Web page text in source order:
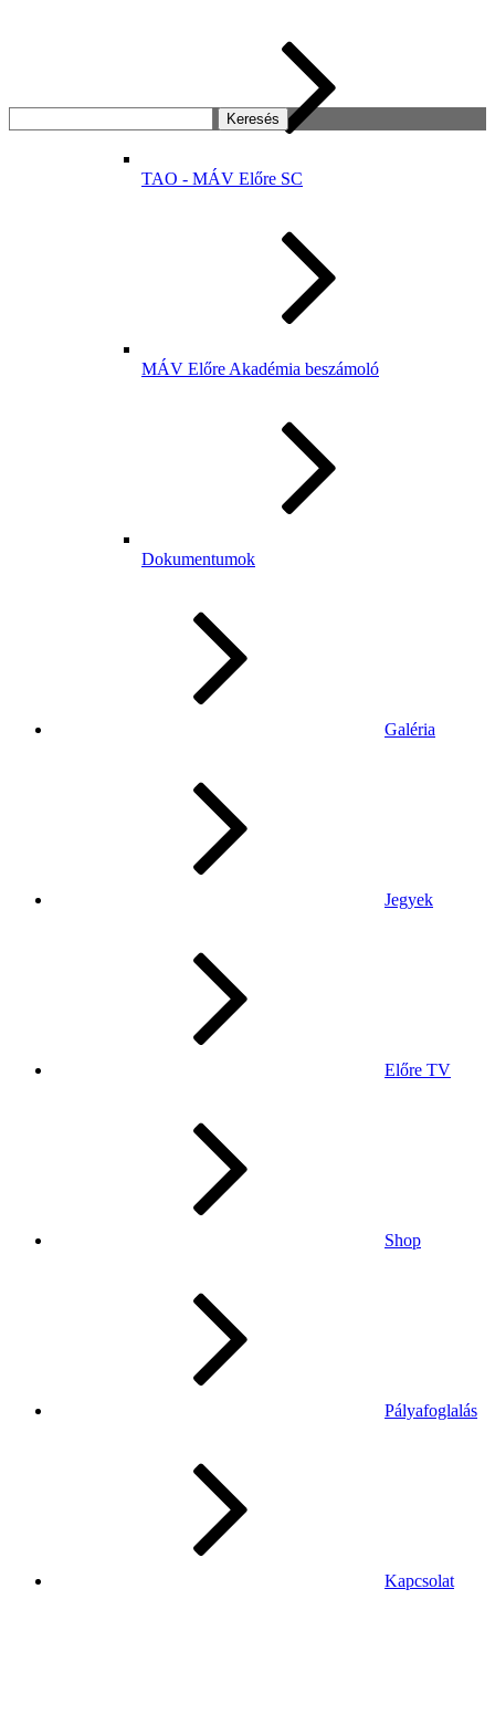
TAO - MÁV Előre SC
MÁV Előre Akadémia beszámoló
Dokumentumok
Galéria
Jegyek
Előre TV
Shop
Pályafoglalás
Kapcsolat